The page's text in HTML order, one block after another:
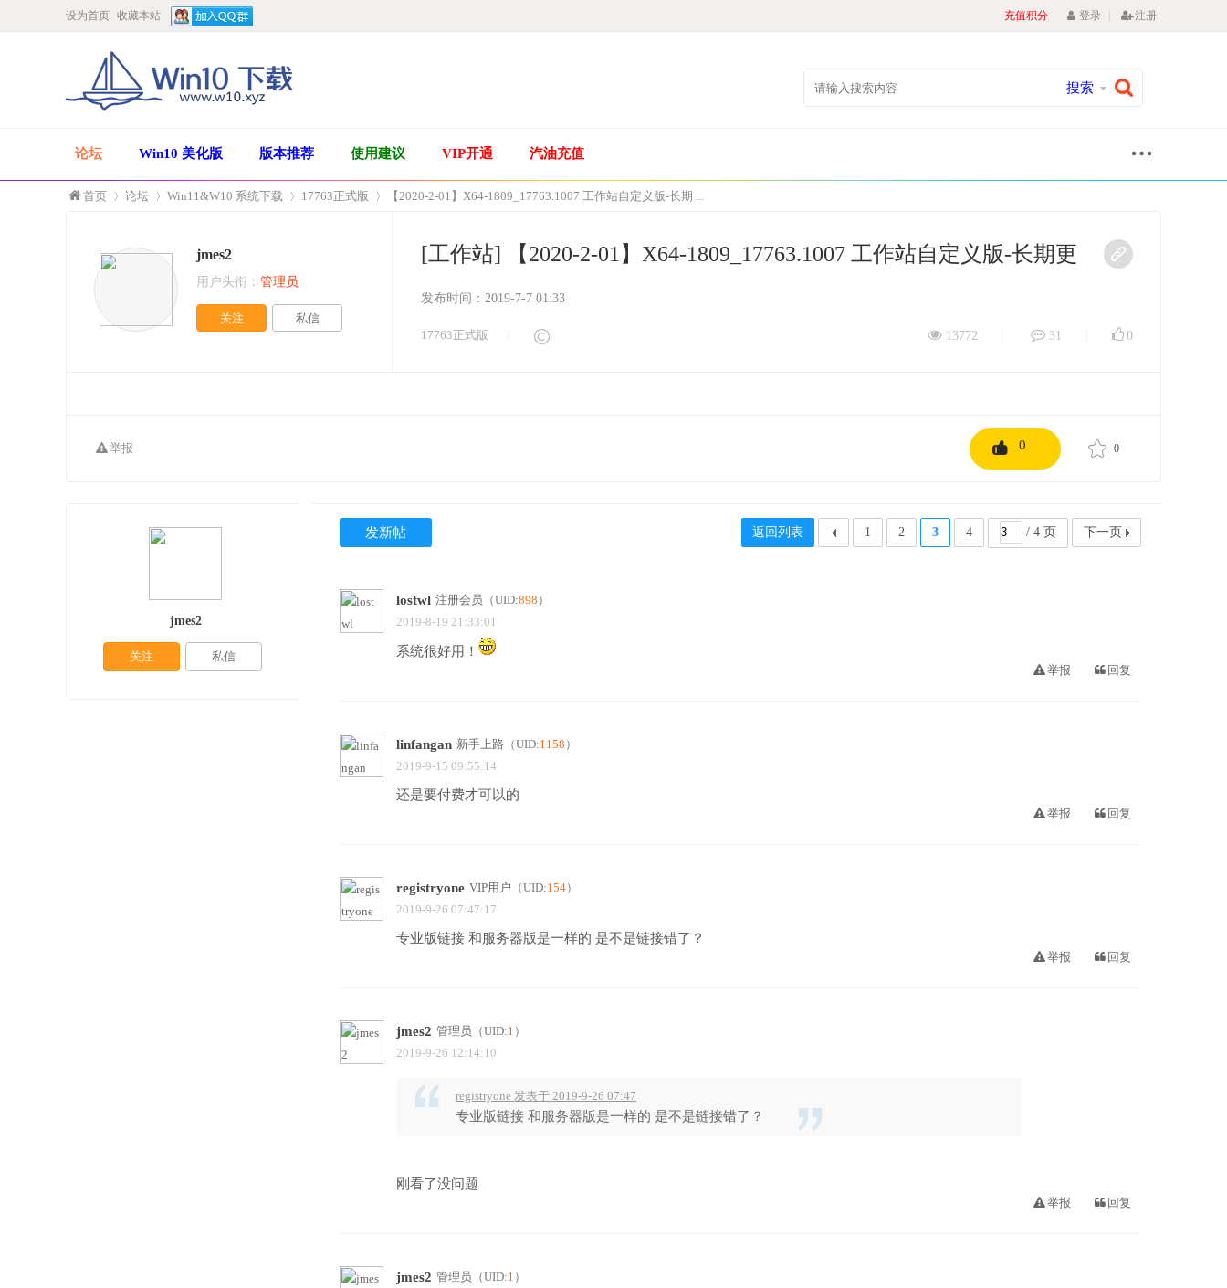
设为首页 收藏本站 充值积分 登录 | 注册
搜索
论坛 Win10 美化版 版本推荐 使用建议 VIP开通 汽油充值
首页
»
论坛 Win11&W10 系统下载
›
17763正式版 【2020-2-01】X64-1809_17763.1007 工作站自定义版-长期 ...
[工作站] 【2020-2-01】X64-1809_17763.1007 工作站自定义版-长期更
发布时间： 2019-7-7 01:33
17763正式版 / 13772 31 0
jmes2
用户头衔： 管理员
关注 私信
举报 0
0
发新帖 1 2 3 4 / 4 页 下一页
返回列表
lostwl 注册会员 （UID:898 ）
2019-8-19 21:33:01
系统很好用！
举报 回复
linfangan 新手上路 （UID:1158 ）
2019-9-15 09:55:14
还是要付费才可以的
举报 回复
registryone VIP用户 （UID:154）
2019-9-26 07:47:17
专业版链接 和服务器版是一样的 是不是链接错了？
举报 回复
jmes2 管理员 （UID:1 ）
2019-9-26 12:14:10
registryone 发表于 2019-9-26 07:47
专业版链接 和服务器版是一样的 是不是链接错了？
刚看了没问题
举报 回复
jmes2 管理员 （UID:1 ）
jmes2
关注 私信